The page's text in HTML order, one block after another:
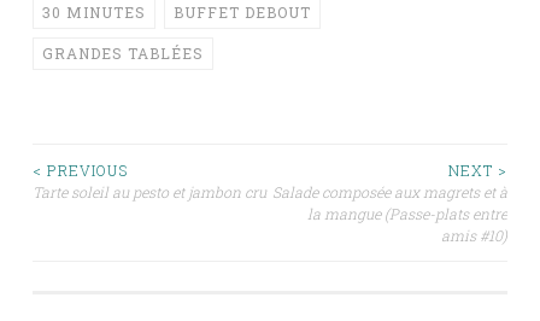
30 MINUTES BUFFET DEBOUT
GRANDES TABLÉES
Navigation
< PREVIOUS
Tarte soleil au pesto et jambon cru
NEXT >
Salade composée aux magrets et à
la mangue (Passe-plats entre
amis #10)